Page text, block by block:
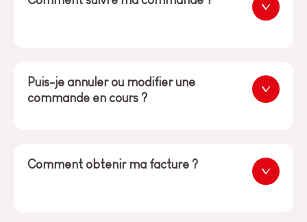
Puis-je annuler ou modifier une
commande en cours ?
Comment obtenir ma facture ?